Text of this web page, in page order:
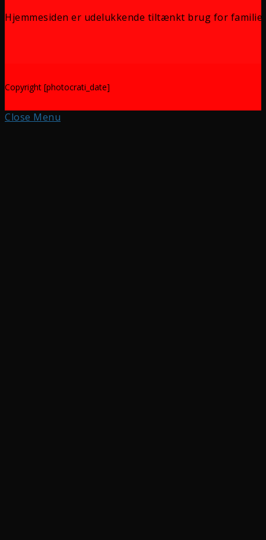
Hjemmesiden er udelukkende tiltænkt brug for
Copyright [photocrati_date]
Close Menu